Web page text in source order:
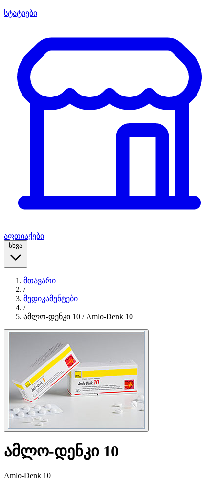
სტატიები
აფთიაქები
სხვა
მთავარი
/
მედიკამენტები
/
ამლო-დენკი 10 / Amlo-Denk 10
ამლო-დენკი 10
Amlo-Denk 10